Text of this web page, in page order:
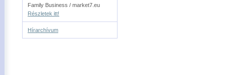
Family Business / market7.eu
Részletek itt!
Hírarchívum